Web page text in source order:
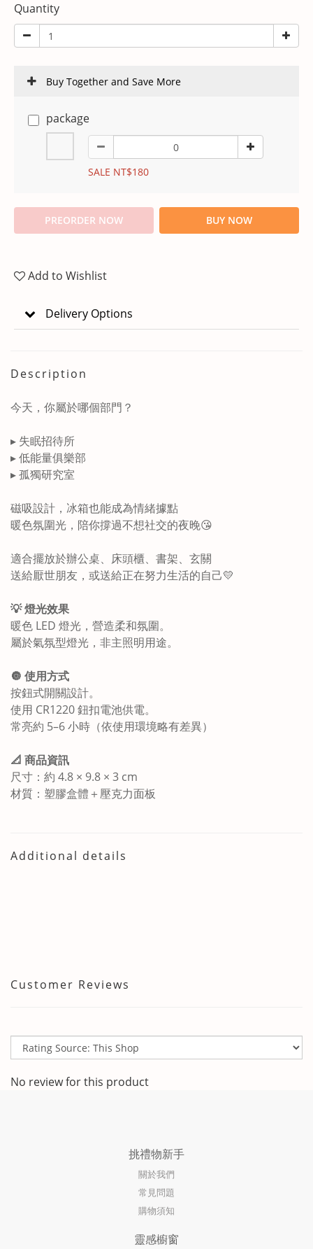
Quantity
Buy Together and Save More
package
SALE NT$180
PREORDER NOW BUY NOW
Add to Wishlist
Delivery Options
Description
今天，你屬於哪個部門？
▸ 失眠招待所
▸ 低能量俱樂部
▸ 孤獨研究室
磁吸設計，冰箱也能成為情緒據點
暖色氛圍光，陪你撐過不想社交的夜晚😘
適合擺放於辦公桌、床頭櫃、書架、玄關
送給厭世朋友，或送給正在努力生活的自己💛
💡 燈光效果
暖色 LED 燈光，營造柔和氛圍。
屬於氣氛型燈光，非主照明用途。
🔘 使用方式
按鈕式開關設計。
使用 CR1220 鈕扣電池供電。
常亮約 5–6 小時（依使用環境略有差異）
📐 商品資訊
尺寸：約 4.8 × 9.8 × 3 cm
材質：塑膠盒體＋壓克力面板
Additional details
Customer Reviews
No review for this product
挑禮物新手
關於我們
常見問題
購物須知
靈感櫥窗